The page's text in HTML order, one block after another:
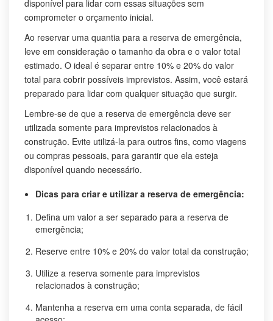
disponível para lidar com essas situações sem
comprometer o orçamento inicial.
Ao reservar uma quantia para a reserva de emergência,
leve em consideração o tamanho da obra e o valor total
estimado. O ideal é separar entre 10% e 20% do valor
total para cobrir possíveis imprevistos. Assim, você estará
preparado para lidar com qualquer situação que surgir.
Lembre-se de que a reserva de emergência deve ser
utilizada somente para imprevistos relacionados à
construção. Evite utilizá-la para outros fins, como viagens
ou compras pessoais, para garantir que ela esteja
disponível quando necessário.
Dicas para criar e utilizar a reserva de emergência:
Defina um valor a ser separado para a reserva de
emergência;
Reserve entre 10% e 20% do valor total da construção;
Utilize a reserva somente para imprevistos
relacionados à construção;
Mantenha a reserva em uma conta separada, de fácil